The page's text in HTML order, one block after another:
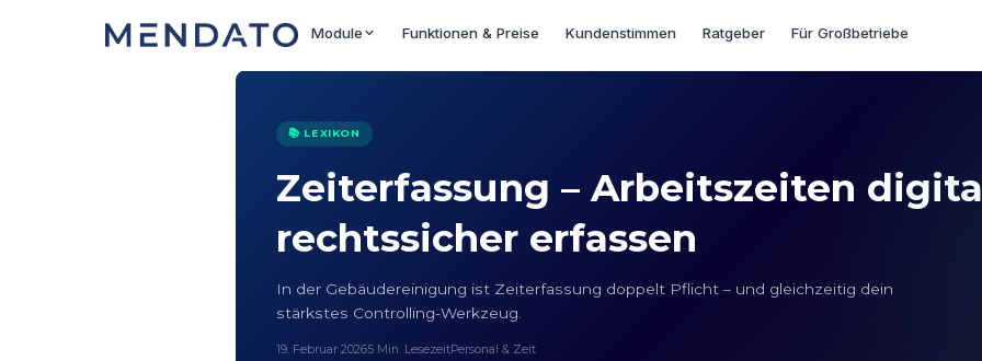
Module Funktionen & Preise Kundenstimmen Ratgeber Für Großbetriebe
📚 LEXIKON
Zeiterfassung – Arbeitszeiten
rechtssicher erfassen
In der Gebäudereinigung ist Zeiterfassung doppelt Pflicht – und gleichzeitig dein
stärkstes Controlling-Werkzeug.
19. Februar 20265 Min. LesezeitPersonal & Zeit